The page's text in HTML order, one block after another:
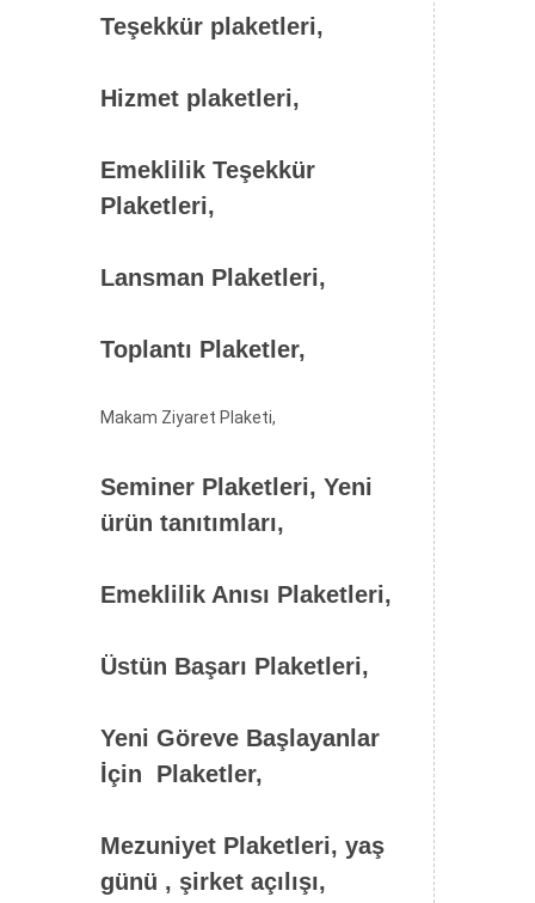
Teşekkür plaketleri,
Hizmet plaketleri,
Emeklilik Teşekkür
Plaketleri,
Lansman Plaketleri,
Toplantı Plaketler,
Makam Ziyaret Plaketi,
Seminer Plaketleri, Yeni
ürün tanıtımları,
Emeklilik Anısı Plaketleri,
Üstün Başarı Plaketleri,
Yeni Göreve Başlayanlar
İçin Plaketler,
Mezuniyet Plaketleri, yaş
günü , şirket açılışı,